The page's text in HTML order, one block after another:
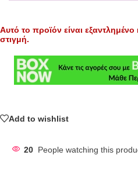
Αυτό το προϊόν είναι εξαντλημένο
στιγμή.
Add to wishlist
20 People watching this